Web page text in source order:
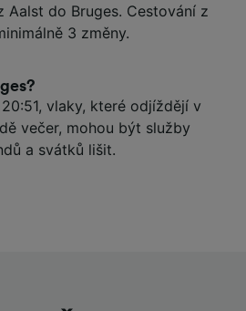
Aalst do Bruges. Cestování z
3 změny.
vlaky, které odjíždějí v
večer, mohou být služby
a svátků lišit.